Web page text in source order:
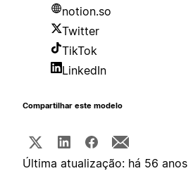
notion.so
Twitter
TikTok
LinkedIn
Compartilhar este modelo
Última atualização: há 56 anos